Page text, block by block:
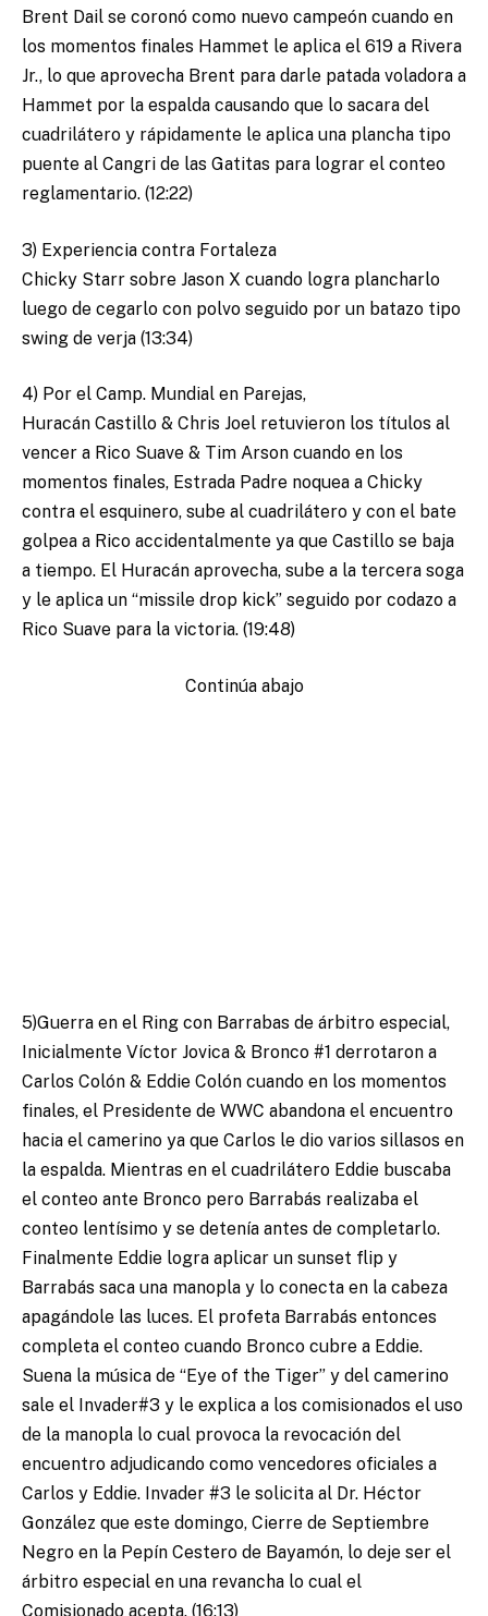
Brent Dail se coronó como nuevo campeón cuando en
los momentos finales Hammet le aplica el 619 a Rivera
Jr., lo que aprovecha Brent para darle patada voladora a
Hammet por la espalda causando que lo sacara del
cuadrilátero y rápidamente le aplica una plancha tipo
puente al Cangri de las Gatitas para lograr el conteo
reglamentario. (12:22)
3) Experiencia contra Fortaleza
Chicky Starr sobre Jason X cuando logra plancharlo
luego de cegarlo con polvo seguido por un batazo tipo
swing de verja (13:34)
4) Por el Camp. Mundial en Parejas,
Huracán Castillo & Chris Joel retuvieron los títulos al
vencer a Rico Suave & Tim Arson cuando en los
momentos finales, Estrada Padre noquea a Chicky
contra el esquinero, sube al cuadrilátero y con el bate
golpea a Rico accidentalmente ya que Castillo se baja
a tiempo. El Huracán aprovecha, sube a la tercera soga
y le aplica un “missile drop kick” seguido por codazo a
Rico Suave para la victoria. (19:48)
Continúa abajo
5)Guerra en el Ring con Barrabas de árbitro especial,
Inicialmente Víctor Jovica & Bronco #1 derrotaron a
Carlos Colón & Eddie Colón cuando en los momentos
finales, el Presidente de WWC abandona el encuentro
hacia el camerino ya que Carlos le dio varios sillasos en
la espalda. Mientras en el cuadrilátero Eddie buscaba
el conteo ante Bronco pero Barrabás realizaba el
conteo lentísimo y se detenía antes de completarlo.
Finalmente Eddie logra aplicar un sunset flip y
Barrabás saca una manopla y lo conecta en la cabeza
apagándole las luces. El profeta Barrabás entonces
completa el conteo cuando Bronco cubre a Eddie.
Suena la música de “Eye of the Tiger” y del camerino
sale el Invader#3 y le explica a los comisionados el uso
de la manopla lo cual provoca la revocación del
encuentro adjudicando como vencedores oficiales a
Carlos y Eddie. Invader #3 le solicita al Dr. Héctor
González que este domingo, Cierre de Septiembre
Negro en la Pepín Cestero de Bayamón, lo deje ser el
árbitro especial en una revancha lo cual el
Comisionado acepta. (16:13)